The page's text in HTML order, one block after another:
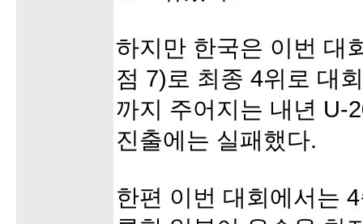
하지만 한국은 이번 대
점 7)로 최종 4위로 대
까지 주어지는 내년 U-
진출에는 실패했다.
한편 이번 대회에서는